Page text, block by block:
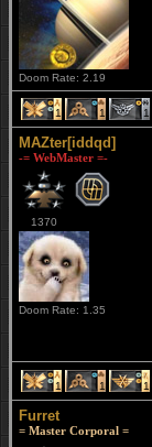
Doom Rate: 2.19
1 1 1
MAZter[iddqd]
-= WebMaster =-
1370
Doom Rate: 1.35
1 1 1
Furret
= Master Corporal =